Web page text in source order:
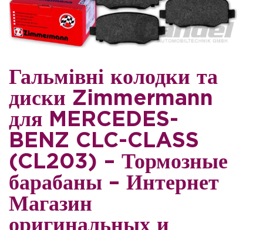
Гальмівні колодки та
диски Zimmermann
для MERCEDES-
BENZ CLC-CLASS
(CL203) – Тормозные
барабаны – Интернет
Магазин
оригинальных и